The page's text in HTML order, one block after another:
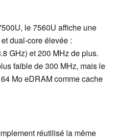
le 7560U affiche une
dual-core élevée :
GHz) et 200 MHz de plus.
faible de 300 MHz, mais le
Mo eDRAM comme cache
réutilisé la même